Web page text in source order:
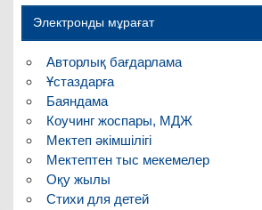
Электронды мұрағат
Авторлық бағдарлама
Ұстаздарға
Баяндама
Коучинг жоспары, МДЖ
Мектеп әкімшілігі
Мектептен тыс мекемелер
Оқу жылы
Стихи для детей